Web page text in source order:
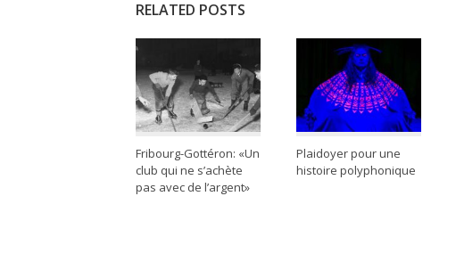
RELATED POSTS
Fribourg-Gottéron: «Un
club qui ne s’achète
pas avec de l’argent»
Plaidoyer pour une
histoire polyphonique